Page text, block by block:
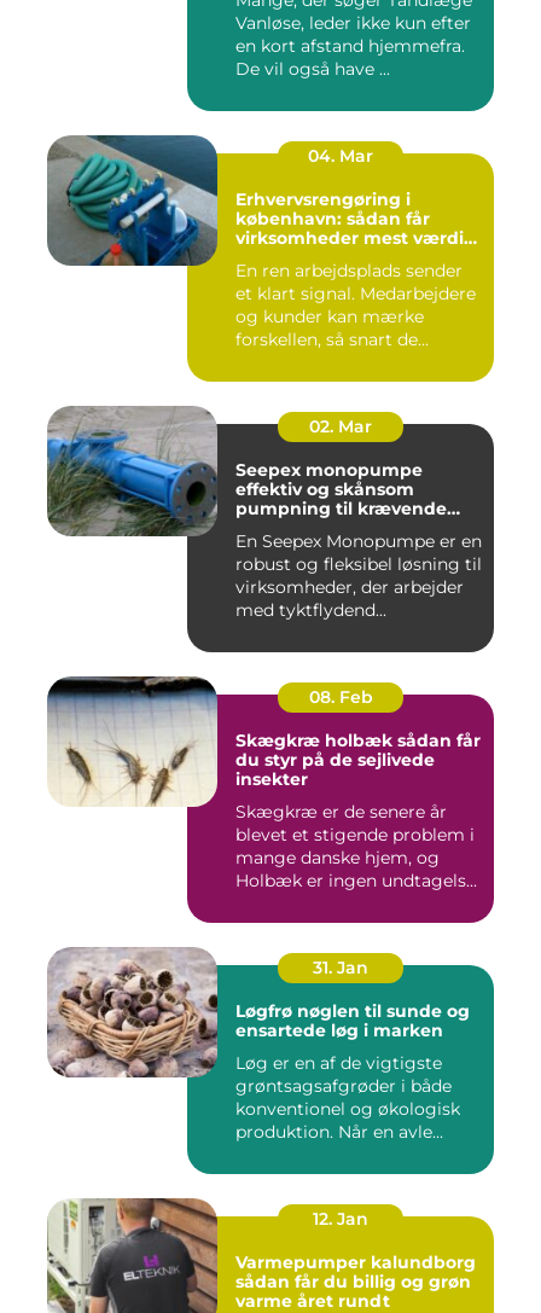
Vanløse, leder ikke kun efter
en kort afstand hjemmefra.
De vil også have ...
04. Mar
Erhvervsrengøring i
københavn: sådan får
virksomheder mest værdi
En ren arbejdsplads sender
et klart signal. Medarbejdere
og kunder kan mærke
forskellen, så snart de...
02. Mar
Seepex monopumpe
effektiv og skånsom
pumpning til krævende
En Seepex Monopumpe er en
robust og fleksibel løsning til
virksomheder, der arbejder
med tyktflydend...
08. Feb
Skægkræ holbæk sådan får
du styr på de sejlivede
insekter
Skægkræ er de senere år
blevet et stigende problem i
mange danske hjem, og
Holbæk er ingen undtagels...
31. Jan
Løgfrø nøglen til sunde og
ensartede løg i marken
Løg er en af de vigtigste
grøntsagsafgrøder i både
konventionel og økologisk
produktion. Når en avle...
12. Jan
Varmepumper kalundborg
sådan får du billig og grøn
varme året rundt